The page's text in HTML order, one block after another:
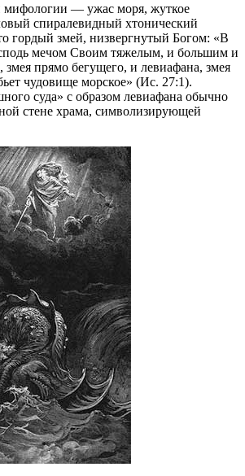
мифологии — ужас моря, жуткое
спиралевидный хтонический
гордый змей, низвергнутый Богом: «В
мечом Своим тяжелым, и большим и
прямо бегущего, и левиафана, змея
чудовище морское» (Ис. 27:1).
суда» с образом левиафана обычно
стене храма, символизирующей